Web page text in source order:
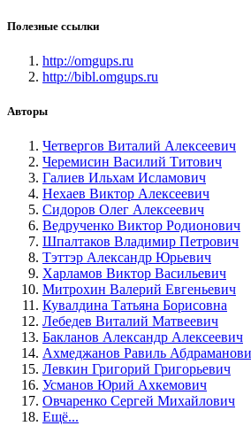
Полезные ссылки
http://omgups.ru
http://bibl.omgups.ru
Авторы
Четвергов Виталий Алексеевич
Черемисин Василий Титович
Галиев Ильхам Исламович
Нехаев Виктор Алексеевич
Сидоров Олег Алексеевич
Ведрученко Виктор Родионович
Шпалтаков Владимир Петрович
Тэттэр Александр Юрьевич
Харламов Виктор Васильевич
Митрохин Валерий Евгеньевич
Кувалдина Татьяна Борисовна
Лебедев Виталий Матвеевич
Бакланов Александр Алексеевич
Ахмеджанов Равиль
Левкин Григорий Григорьевич
Усманов Юрий Ахкемович
Овчаренко Сергей Михайлович
Ещё...